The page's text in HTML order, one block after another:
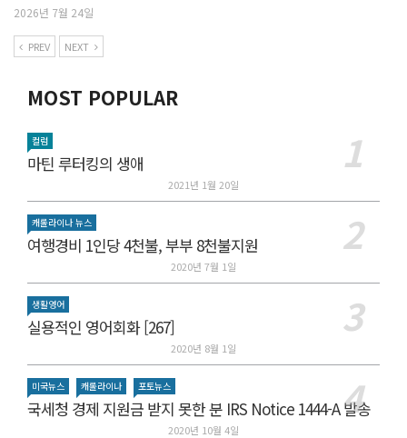
2026년 7월 24일
PREV NEXT
MOST POPULAR
컬럼
마틴 루터킹의 생애
2021년 1월 20일
캐롤라이나 뉴스
여행경비 1인당 4천불, 부부 8천불지원
2020년 7월 1일
생활영어
실용적인 영어회화 [267]
2020년 8월 1일
미국뉴스 캐롤라이나 포토뉴스
국세청 경제 지원금 받지 못한 분 IRS Notice 1444-A 발송
2020년 10월 4일